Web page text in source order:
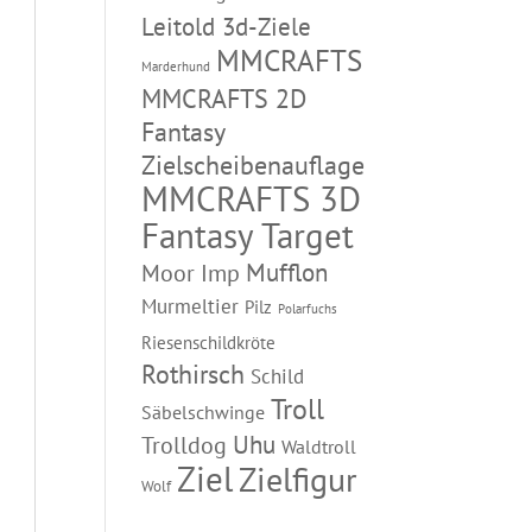
Leitold 3d-Ziele
Marderhund MMCRAFTS
MMCRAFTS 2D
Fantasy
Zielscheibenauflage
MMCRAFTS 3D
Fantasy Target
Moor Imp Mufflon
Murmeltier Pilz Polarfuchs
Riesenschildkröte
Rothirsch Schild
Säbelschwinge Troll
Trolldog Uhu Waldtroll
Wolf ZielZielfigur